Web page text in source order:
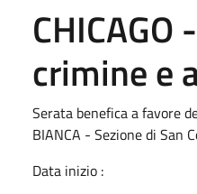
CHICAGO
crimine e
Serata benefica a favore
BIANCA - Sezione di San
Data inizio :